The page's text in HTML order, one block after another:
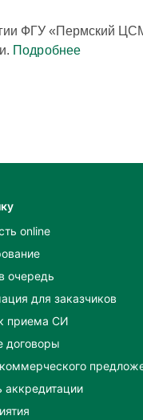
ФГУ «Пермский
Подробнее
online
очередь
для заказчиков
приема СИ
договоры
аккредитации